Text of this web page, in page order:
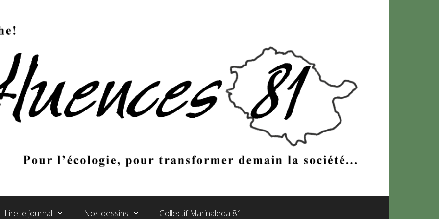
Lire le journal Nos dessins Collectif Marinaleda 81